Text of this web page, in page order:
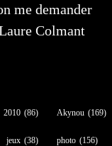
me demander
Colmant
2010 (86) Akynou (169)
jeux (38) photo (156)